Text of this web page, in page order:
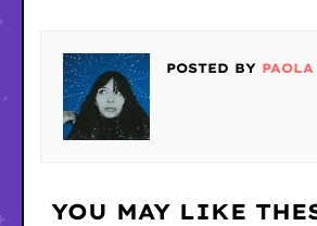
POSTED BY
YOU MAY LIKE